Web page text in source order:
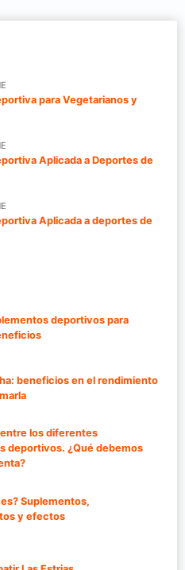
para Vegetarianos y
Aplicada a Deportes de
Aplicada a deportes de
deportivos para
beneficios en el rendimiento
los diferentes
deportivos. ¿Qué debemos
es? Suplementos,
y efectos